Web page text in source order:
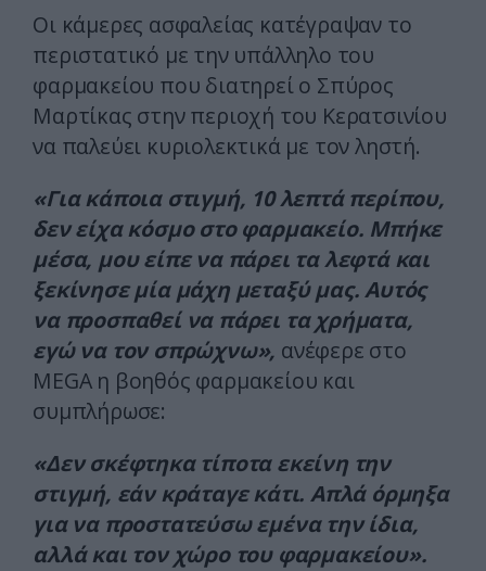
Οι κάμερες ασφαλείας κατέγραψαν το
περιστατικό με την υπάλληλο του
φαρμακείου που διατηρεί ο Σπύρος
Μαρτίκας στην περιοχή του Κερατσινίου
να παλεύει κυριολεκτικά με τον ληστή.
«Για κάποια στιγμή, 10 λεπτά περίπου,
δεν είχα κόσμο στο φαρμακείο. Μπήκε
μέσα, μου είπε να πάρει τα λεφτά και
ξεκίνησε μία μάχη μεταξύ μας. Αυτός
να προσπαθεί να πάρει τα χρήματα,
εγώ να τον σπρώχνω», ανέφερε στο
MEGA η βοηθός φαρμακείου και
συμπλήρωσε:
«Δεν σκέφτηκα τίποτα εκείνη την
στιγμή, εάν κράταγε κάτι. Απλά όρμηξα
για να προστατεύσω εμένα την ίδια,
αλλά και τον χώρο του φαρμακείου».